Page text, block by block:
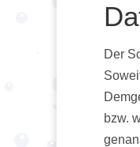
Der
bzw.